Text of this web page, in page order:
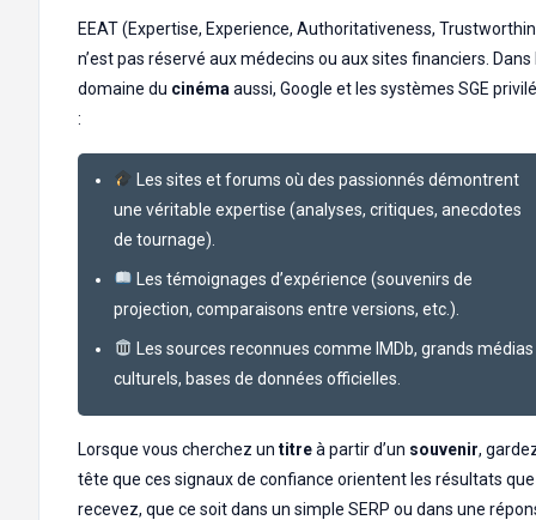
EEAT (Expertise, Experience, Authoritativeness,
n’est pas réservé aux médecins ou aux sites financiers. Dans
domaine du cinéma aussi, Google et les systèmes SGE
:
Les sites et forums où des passionnés démontrent
une véritable expertise (analyses, critiques, anecdotes
de tournage).
Les témoignages d’expérience (souvenirs de
projection, comparaisons entre versions, etc.).
Les sources reconnues comme IMDb, grands médias
culturels, bases de données officielles.
Lorsque vous cherchez un titreà partir d’un souvenir,
tête que ces signaux de confiance orientent les résultats
recevez, que ce soit dans un simple SERP ou dans une